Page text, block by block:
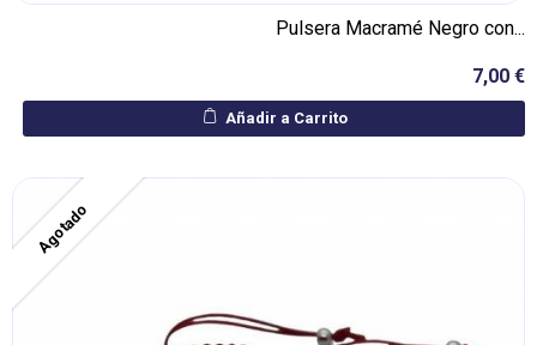
Pulsera Macramé Negro con...
7,00 €
Añadir a Carrito
Agotado